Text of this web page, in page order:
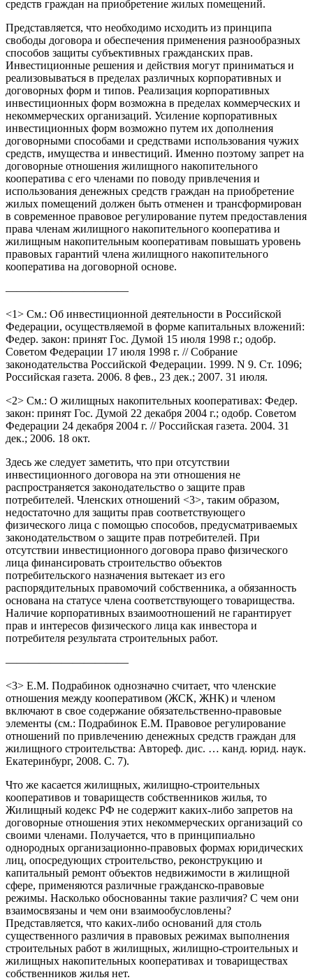
средств граждан на приобретение жилых помещений.
Представляется, что необходимо исходить из принципа
свободы договора и обеспечения применения разнообразных
способов защиты субъективных гражданских прав.
Инвестиционные решения и действия могут приниматься и
реализовываться в пределах различных корпоративных и
договорных форм и типов. Реализация корпоративных
инвестиционных форм возможна в пределах коммерческих и
некоммерческих организаций. Усиление корпоративных
инвестиционных форм возможно путем их дополнения
договорными способами и средствами использования чужих
средств, имущества и инвестиций. Именно поэтому запрет на
договорные отношения жилищного накопительного
кооператива с его членами по поводу привлечения и
использования денежных средств граждан на приобретение
жилых помещений должен быть отменен и трансформирован
в современное правовое регулирование путем предоставления
права членам жилищного накопительного кооператива и
жилищным накопительным кооперативам повышать уровень
правовых гарантий члена жилищного накопительного
кооператива на договорной основе.
———————————
<1> См.: Об инвестиционной деятельности в Российской
Федерации, осуществляемой в форме капитальных вложений:
Федер. закон: принят Гос. Думой 15 июля 1998 г.; одобр.
Советом Федерации 17 июля 1998 г. // Собрание
законодательства Российской Федерации. 1999. N 9. Ст. 1096;
Российская газета. 2006. 8 фев., 23 дек.; 2007. 31 июля.
<2> См.: О жилищных накопительных кооперативах: Федер.
закон: принят Гос. Думой 22 декабря 2004 г.; одобр. Советом
Федерации 24 декабря 2004 г. // Российская газета. 2004. 31
дек.; 2006. 18 окт.
Здесь же следует заметить, что при отсутствии
инвестиционного договора на эти отношения не
распространяется законодательство о защите прав
потребителей. Членских отношений <3>, таким образом,
недостаточно для защиты прав соответствующего
физического лица с помощью способов, предусматриваемых
законодательством о защите прав потребителей. При
отсутствии инвестиционного договора право физического
лица финансировать строительство объектов
потребительского назначения вытекает из его
распорядительных правомочий собственника, а обязанность
основана на статусе члена соответствующего товарищества.
Наличие корпоративных взаимоотношений не гарантирует
прав и интересов физического лица как инвестора и
потребителя результата строительных работ.
———————————
<3> Е.М. Подрабинок однозначно считает, что членские
отношения между кооперативом (ЖСК, ЖНК) и членом
включают в свое содержание обязательственно-правовые
элементы (см.: Подрабинок Е.М. Правовое регулирование
отношений по привлечению денежных средств граждан для
жилищного строительства: Автореф. дис. … канд. юрид. наук.
Екатеринбург, 2008. С. 7).
Что же касается жилищных, жилищно-строительных
кооперативов и товариществ собственников жилья, то
Жилищный кодекс РФ не содержит каких-либо запретов на
договорные отношения этих некоммерческих организаций со
своими членами. Получается, что в принципиально
однородных организационно-правовых формах юридических
лиц, опосредующих строительство, реконструкцию и
капитальный ремонт объектов недвижимости в жилищной
сфере, применяются различные гражданско-правовые
режимы. Насколько обоснованны такие различия? С чем они
взаимосвязаны и чем они взаимообусловлены?
Представляется, что каких-либо оснований для столь
существенного различия в правовых режимах выполнения
строительных работ в жилищных, жилищно-строительных и
жилищных накопительных кооперативах и товариществах
собственников жилья нет.